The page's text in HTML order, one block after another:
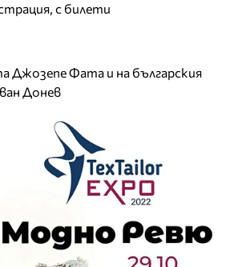
с билети
Джозепе Фата и на българския
Донев